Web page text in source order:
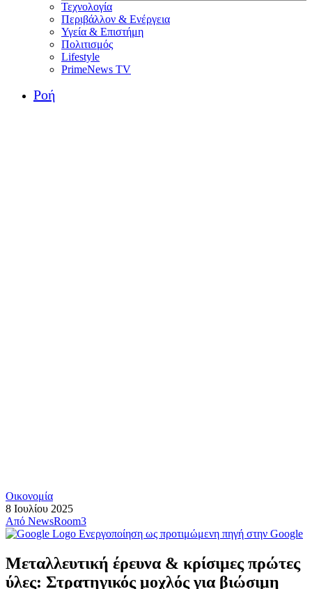
Τεχνολογία
Περιβάλλον & Ενέργεια
Υγεία & Επιστήμη
Πολιτισμός
Lifestyle
PrimeNews TV
Ροή
Οικονομία
8 Ιουλίου 2025
Από NewsRoom3
Ενεργοποίηση ως προτιμώμενη πηγή στην Google
Μεταλλευτική έρευνα & κρίσιμες πρώτες
ύλες: Στρατηγικός μοχλός για βιώσιμη